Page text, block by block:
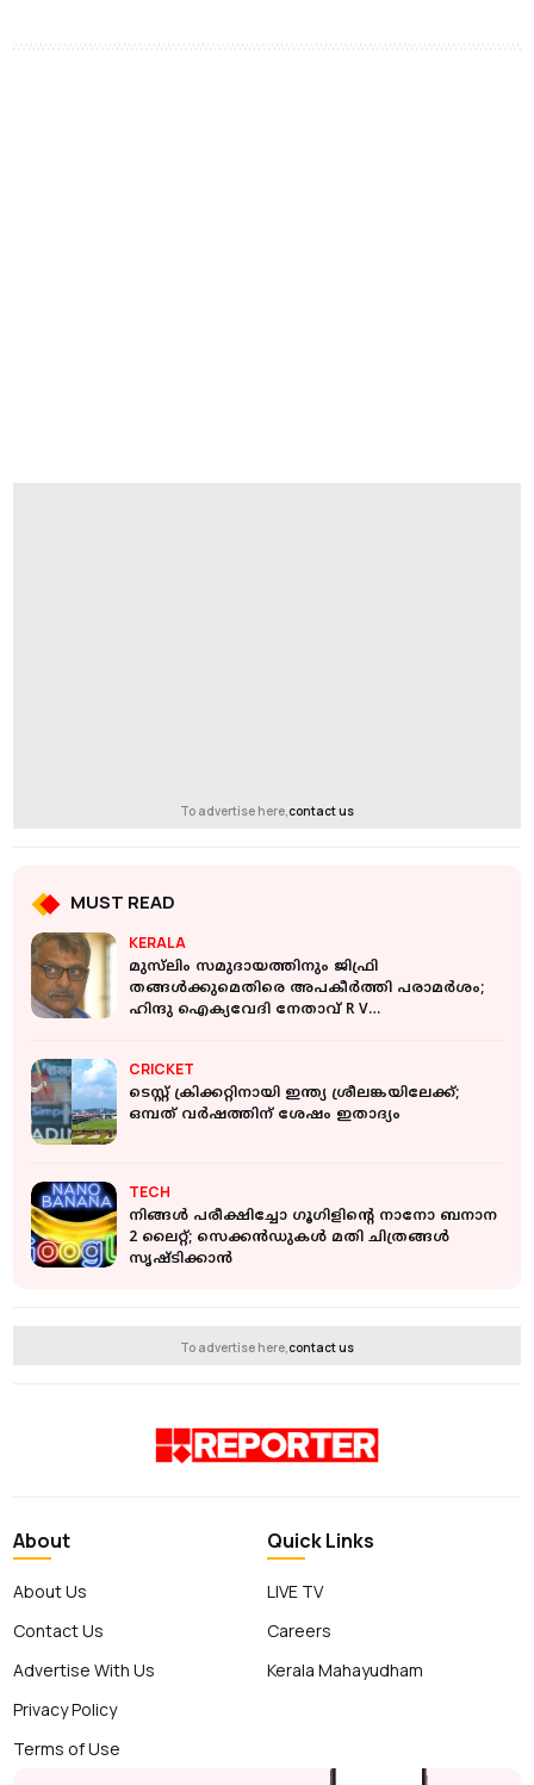
To advertise here,contact us
MUST READ
KERALA
മുസ്‌ലിം സമുദായത്തിനും ജിഫ്രി
തങ്ങൾക്കുമെതിരെ അപകീർത്തി പരാമർശം;
ഹിന്ദു ഐക്യവേദി നേതാവ് R V
CRICKET
ടെസ്റ്റ് ക്രിക്കറ്റിനായി ഇന്ത്യ ശ്രീലങ്കയിലേക്ക്;
ഒമ്പത് വര്‍ഷത്തിന് ശേഷം ഇതാദ്യം
TECH
നിങ്ങള്‍ പരീക്ഷിച്ചോ ഗൂഗിളിന്റെ നാനോ ബനാന
2 ലൈറ്റ്; സെക്കന്‍ഡുകള്‍ മതി ചിത്രങ്ങള്‍
സൃഷ്ടിക്കാന്‍
To advertise here,contact us
About
About Us
Contact Us
Advertise With Us
Privacy Policy
Terms of Use
Quick Links
LIVE TV
Careers
Kerala Mahayudham